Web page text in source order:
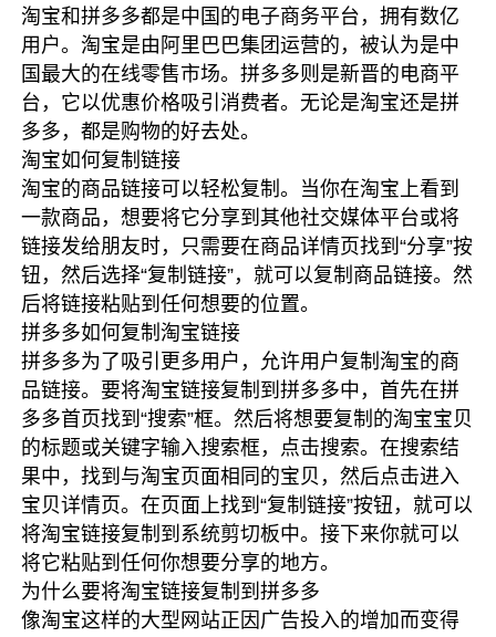
淘宝和拼多多都是中国的电子商务平台，拥有数亿
用户。淘宝是由阿里巴巴集团运营的，被认为是中
国最大的在线零售市场。拼多多则是新晋的电商平
台，它以优惠价格吸引消费者。无论是淘宝还是拼
多多，都是购物的好去处。
淘宝如何复制链接
淘宝的商品链接可以轻松复制。当你在淘宝上看到
一款商品，想要将它分享到其他社交媒体平台或将
链接发给朋友时，只需要在商品详情页找到“分享”按
钮，然后选择“复制链接”，就可以复制商品链接。然
后将链接粘贴到任何想要的位置。
拼多多如何复制淘宝链接
拼多多为了吸引更多用户，允许用户复制淘宝的商
品链接。要将淘宝链接复制到拼多多中，首先在拼
多多首页找到“搜索”框。然后将想要复制的淘宝宝贝
的标题或关键字输入搜索框，点击搜索。在搜索结
果中，找到与淘宝页面相同的宝贝，然后点击进入
宝贝详情页。在页面上找到“复制链接”按钮，就可以
将淘宝链接复制到系统剪切板中。接下来你就可以
将它粘贴到任何你想要分享的地方。
为什么要将淘宝链接复制到拼多多
像淘宝这样的大型网站正因广告投入的增加而变得